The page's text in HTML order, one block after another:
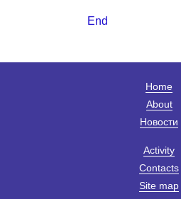
End
Home
About
Новости
Activity
Contacts
Site map